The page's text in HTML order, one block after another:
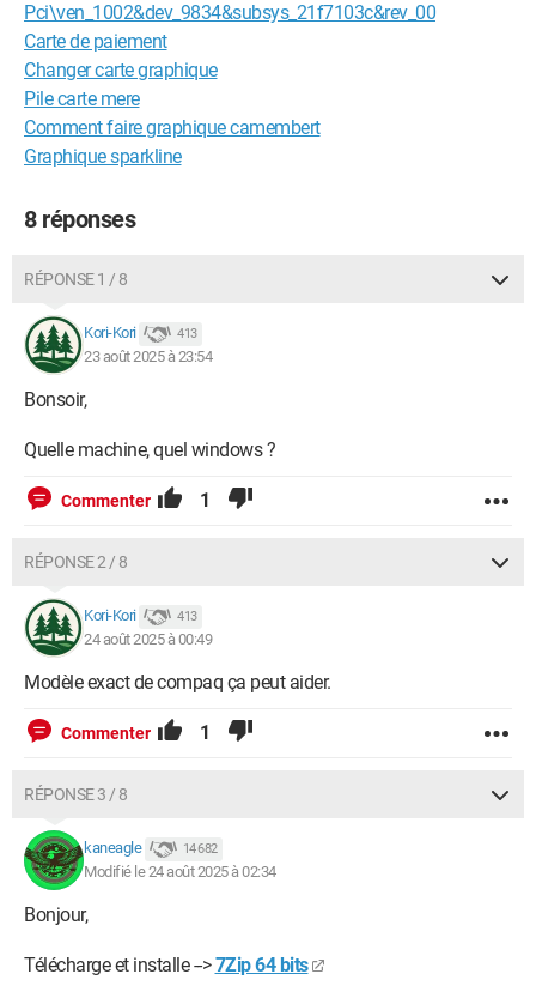
Pci\ven_1002&dev_9834&subsys_21f7103c&rev_00
Carte de paiement
Changer carte graphique
Pile carte mere
Comment faire graphique camembert
Graphique sparkline
8 réponses
RÉPONSE 1 / 8
Kori-Kori 413
23 août 2025 à 23:54
Bonsoir,
Quelle machine, quel windows ?
Commenter 1
RÉPONSE 2 / 8
Kori-Kori 413
24 août 2025 à 00:49
Modèle exact de compaq ça peut aider.
Commenter 1
RÉPONSE 3 / 8
kaneagle 14 682
Modifié le 24 août 2025 à 02:34
Bonjour,
Télécharge et installe -->7Zip 64 bits